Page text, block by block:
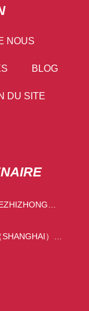
NOUS
BLOG
DU SITE
TECHNOLOGIE CO ., LTD